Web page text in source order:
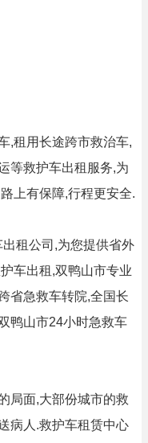
,租用长途跨市救治车,
等救护车出租服务,为
上有保障,行程更安全.
租公司,为您提供省外
车出租,双鸭山市专业
省急救车转院,全国长
鸭山市24小时急救车
局面,大部份城市的救
病人.救护车租赁中心